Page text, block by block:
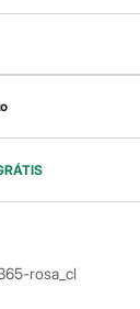
rosa_cl